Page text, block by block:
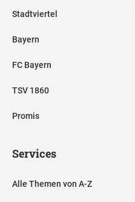
Stadtviertel
Bayern
FC Bayern
TSV 1860
Promis
Services
Alle Themen von A-Z